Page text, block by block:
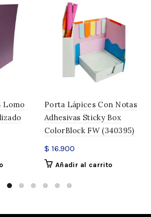
Lomo
Porta Lápices Con Notas
Adhesivas Sticky Box
ColorBlock FW (340395)
$ 16.900
Añadir al carrito